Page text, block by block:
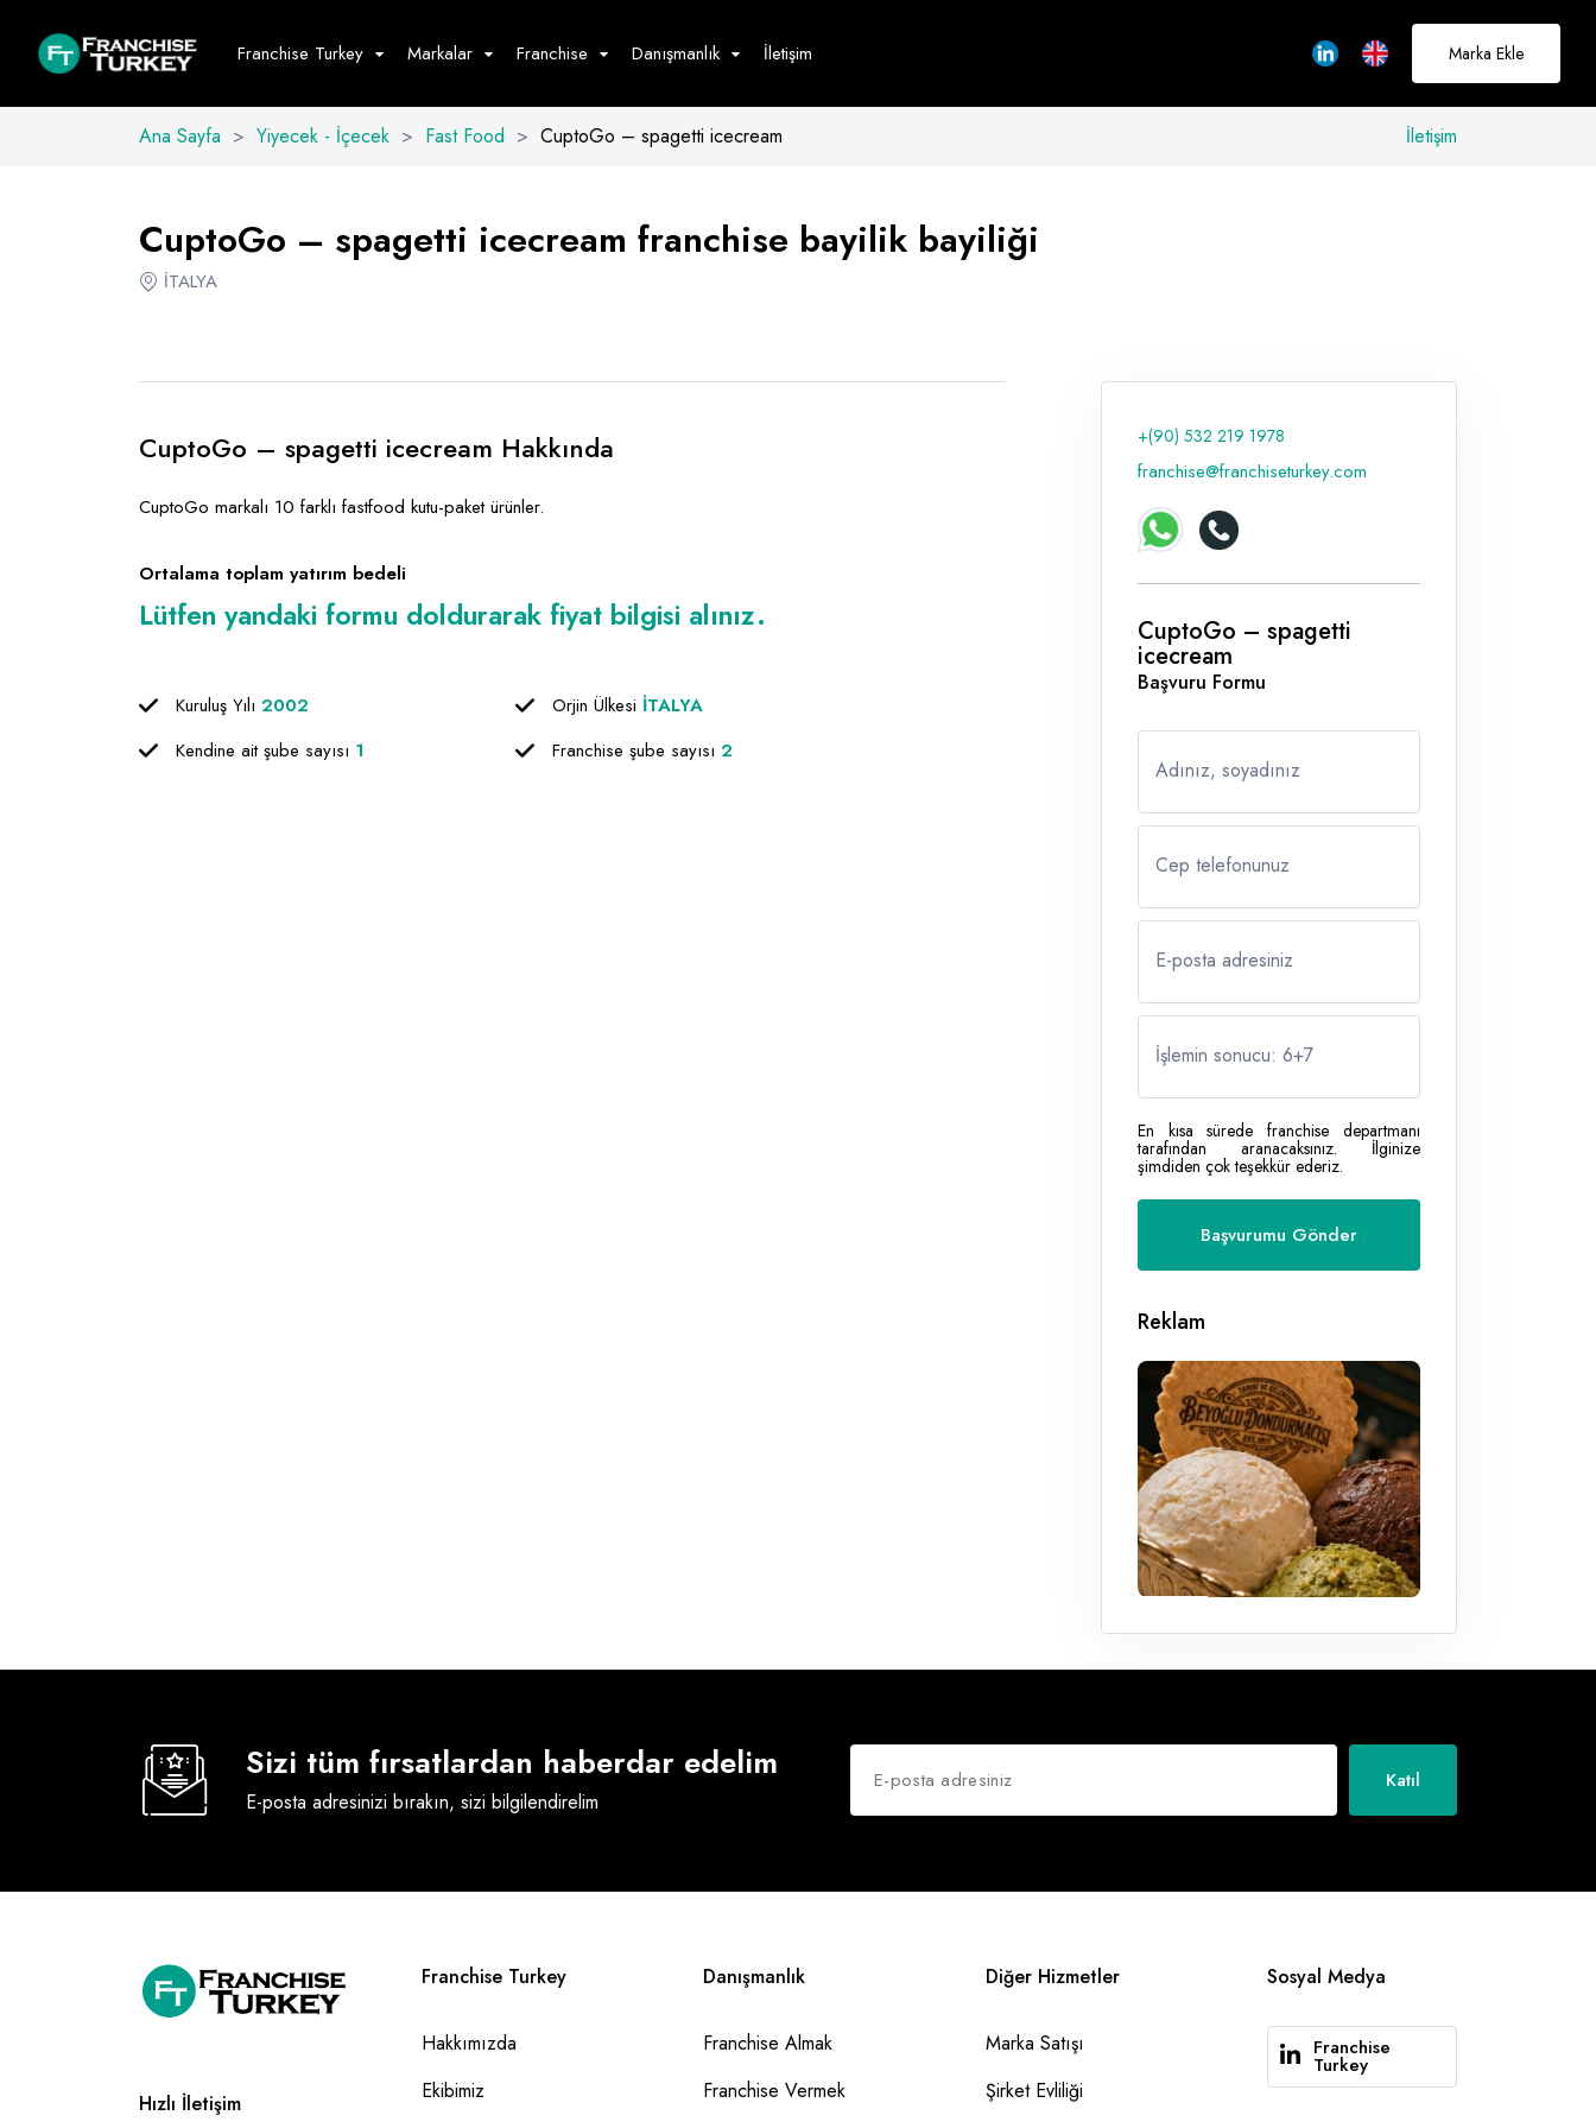
Franchise Turkey Markalar
Yiyecek - İçecek Hizmet
Hepsini Göster
Hayallerinizi
buradayız
Hakkımızda
Franchise Danışmanlık İletişim Marka Ekle
Ana Sayfa > Yiyecek - İçecek > Fast Food > CuptoGo – spagetti icecream İletişim
CuptoGo – spagetti icecream franchise bayilik bayiliği
İTALYA
CuptoGo – spagetti icecream Hakkında
CuptoGo markalı 10 farklı fastfood kutu-paket ürünler.
Ortalama toplam yatırım bedeli
Lütfen yandaki formu doldurarak fiyat bilgisi alınız.
Kuruluş Yılı 2002 Orjin Ülkesi İTALYA
Kendine ait şube sayısı 1 Franchise şube sayısı 2
+(90) 532 219 1978
franchise@franchiseturkey.com
CuptoGo – spagetti
icecream
Başvuru Formu
Adınız, soyadınız
Cep telefonunuz
E-posta adresiniz
İşlemin sonucu: 6+7
En kısa sürede franchise departmanı
tarafından aranacaksınız. İlginize
şimdiden çok teşekkür ederiz.
Reklam
Sizi tüm fırsatlardan haberdar edelim
E-posta adresinizi bırakın, sizi bilgilendirelim
Katıl
Hızlı İletişim
Franchise Turkey
Hakkımızda
Ekibimiz
Danışmanlık
Franchise Almak
Franchise Vermek
Diğer Hizmetler
Marka Satışı
Şirket Evliliği
Sosyal Medya
Franchise
Turkey